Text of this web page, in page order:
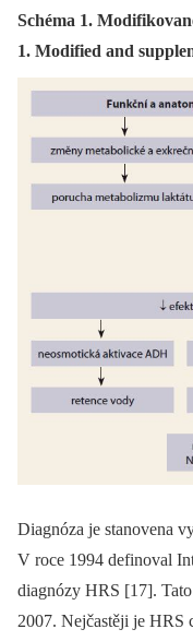
Schéma 1.
1. Modified and
Diagnóza je stanovena
V roce 1994 definoval
diagnózy HRS [17].
2007. Nejčastěji je HRS